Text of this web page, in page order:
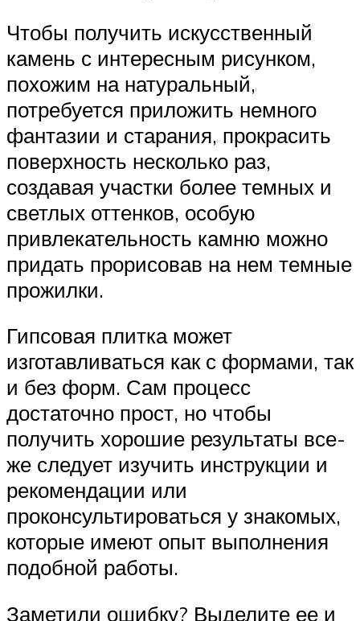
Чтобы получить искусственный
камень с интересным рисунком,
похожим на натуральный,
потребуется приложить немного
фантазии и старания, прокрасить
поверхность несколько раз,
создавая участки более темных и
светлых оттенков, особую
привлекательность камню можно
придать прорисовав на нем темные
прожилки.
Гипсовая плитка может
изготавливаться как с формами, так
и без форм. Сам процесс
достаточно прост, но чтобы
получить хорошие результаты все-
же следует изучить инструкции и
рекомендации или
проконсультироваться у знакомых,
которые имеют опыт выполнения
подобной работы.
Заметили ошибку? Выделите ее и